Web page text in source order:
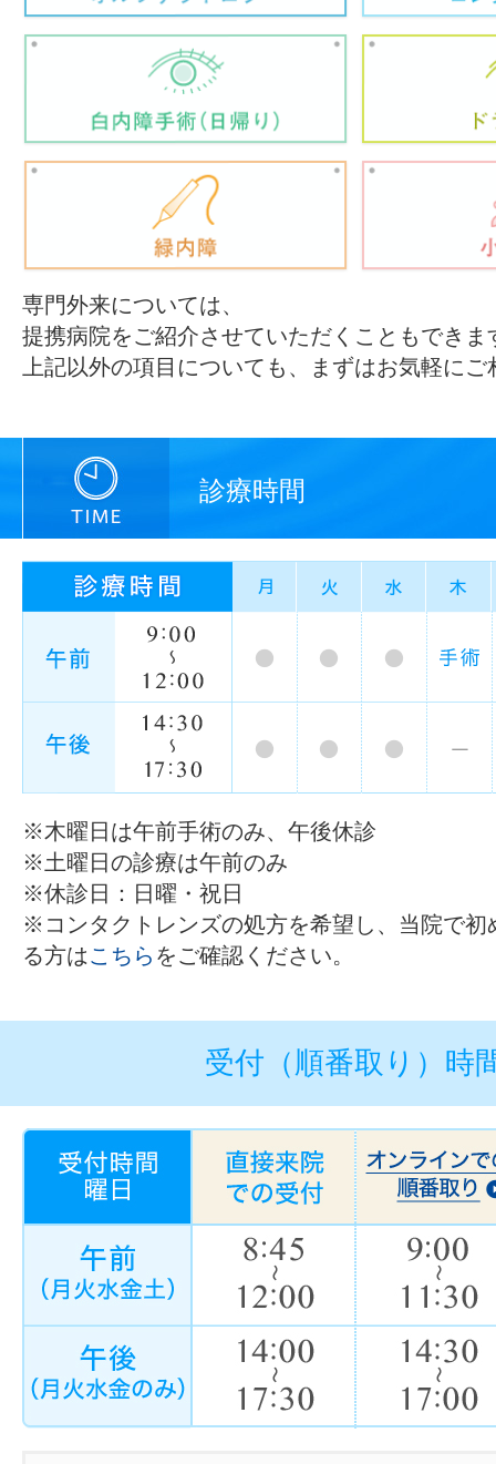
専門外来については、
提携病院をご紹介させていただくこともできま
上記以外の項目についても、まずはお気軽に
診療時間
※木曜日は午前手術のみ、午後休診
※土曜日の診療は午前のみ
※休診日：日曜・祝日
※コンタクトレンズの処方を希望し、当院で初
る方はこちら をご確認ください。
受付（順番取り）時